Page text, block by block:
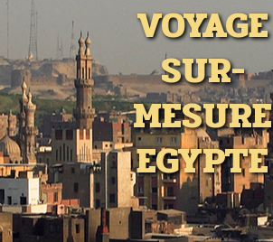
VOYAGE
SUR-
MESURE
EGYPTE